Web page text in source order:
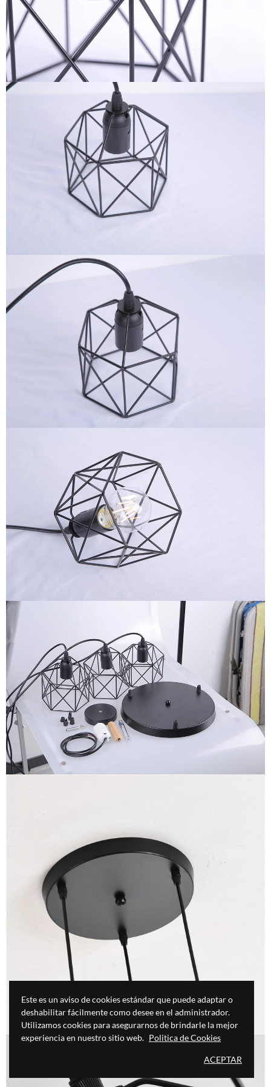
Este es un aviso de cookies estándar que puede adaptar o
deshabilitar fácilmente como desee en el administrador.
Utilizamos cookies para asegurarnos de brindarle la mejor
experiencia en nuestro sitio web. Politica de Cookies
ACEPTAR